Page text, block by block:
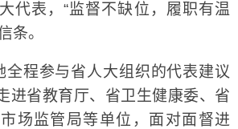
表，“监督不缺位，履职有温
条。
程参与省人大组织的代表建议
进省教育厅、省卫生健康委、省
场监管局等单位，面对面督进